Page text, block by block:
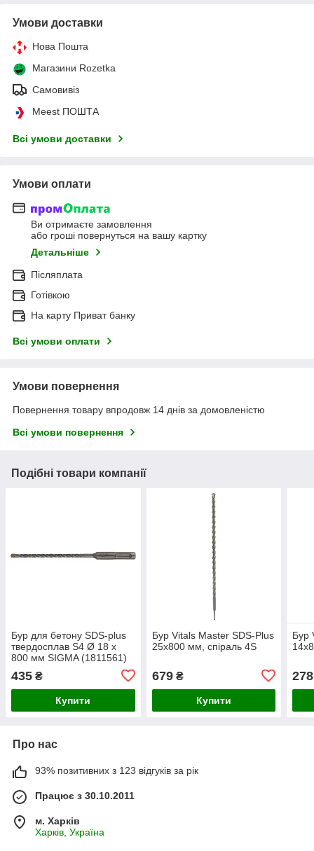
Умови доставки
Нова Пошта
Магазини Rozetka
Самовивіз
Meest ПОШТА
Всі умови доставки
Умови оплати
Ви отримаєте замовлення
або гроші повернуться на вашу картку
Детальніше
Післяплата
Готівкою
На карту Приват банку
Всі умови оплати
Умови повернення
Повернення товару впродовж 14 днів за домовленістю
Всі умови повернення
Подібні товари компанії
Бур для бетону SDS-plus
твердосплав S4 Ø 18 х
800 мм SIGMA (1811561)
435 ₴
Купити
Бур Vitals Master SDS-Plus
25х800 мм, спіраль 4S
679₴
Купити
Бур
278
Про нас
93% позитивних з 123 відгуків за рік
Працює з 30.10.2011
м. Харків
Харків, Україна